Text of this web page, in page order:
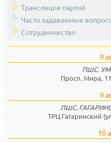
Трансляция партий
Часто задаваемые
Сотрудничество
9
ПШС.
Просп. Мира,
9
ПШС.
ТРЦ Гагаринский
10